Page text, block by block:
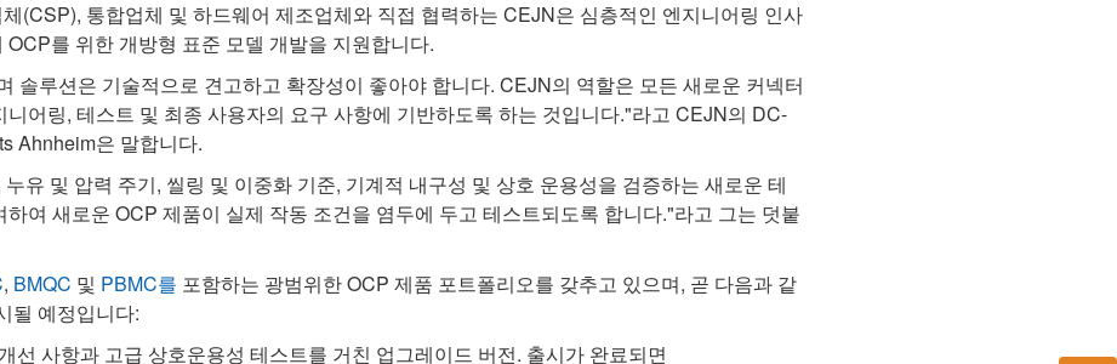
(CSP), 통합업체 및 하드웨어 제조업체와 직접 협력하는 CEJN은 심층적인 엔지니어링 인사
를 위한 개방형 표준 모델 개발을 지원합니다.
솔루션은 기술적으로 견고하고 확장성이 좋아야 합니다. CEJN의 역할은 모든 새로운 커넥터
니어링, 테스트 및 최종 사용자의 요구 사항에 기반하도록 하는 것입니다."라고 CEJN의 DC-
Ahnheim은 말합니다.
유 및 압력 주기, 씰링 및 이중화 기준, 기계적 내구성 및 상호 운용성을 검증하는 새로운 테
여 새로운 OCP 제품이 실제 작동 조건을 염두에 두고 테스트되도록 합니다."라고 그는 덧붙
, BMQC 및 PBMC를 포함하는 광범위한 OCP 제품 포트폴리오를 갖추고 있으며, 곧 다음과 같
될 예정입니다:
선 사항과 고급 상호운용성 테스트를 거친 업그레이드 버전. 출시가 완료되면